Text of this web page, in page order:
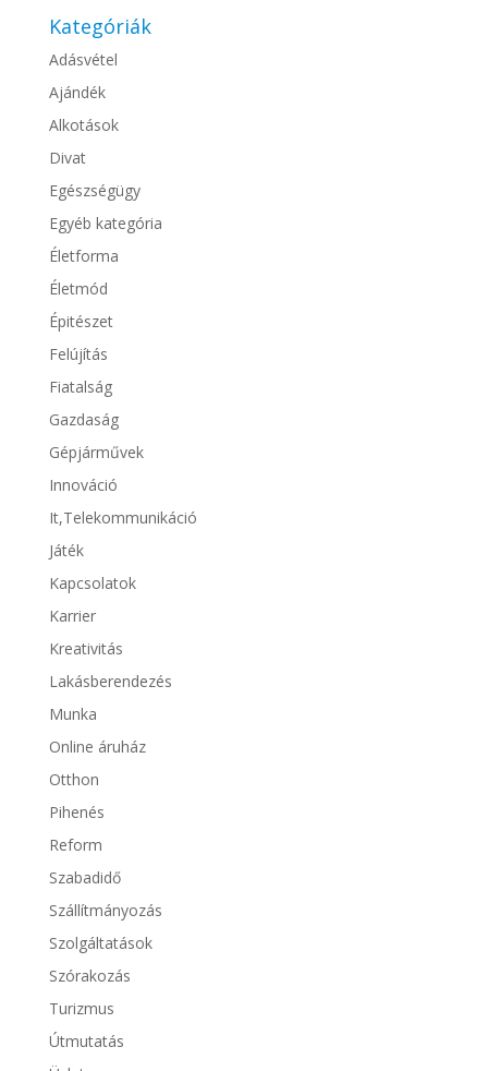
Kategóriák
Adásvétel
Ajándék
Alkotások
Divat
Egészségügy
Egyéb kategória
Életforma
Életmód
Épitészet
Felújítás
Fiatalság
Gazdaság
Gépjárművek
Innováció
It,Telekommunikáció
Játék
Kapcsolatok
Karrier
Kreativitás
Lakásberendezés
Munka
Online áruház
Otthon
Pihenés
Reform
Szabadidő
Szállítmányozás
Szolgáltatások
Szórakozás
Turizmus
Útmutatás